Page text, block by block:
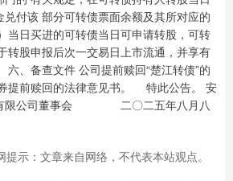
兑付该 部分可转债票面余额及其所对应的
日买进的可转债当日可申请转股，可转
转股申报后次一交易日上市流通，并享有
、备查文件 公司提前赎回“楚江转债”的
提前赎回的法律意见书。 特此公告。 安
有限公司董事会 二〇二五年八月八
提示：文章来自网络，不代表本站观点。